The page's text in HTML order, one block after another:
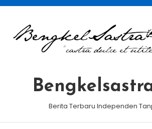
Skip
Content
Berita Terbaru Independen